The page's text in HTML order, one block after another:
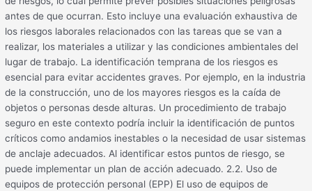
antes de que ocurran. Esto incluye una evaluación exhaustiva de
los riesgos laborales relacionados con las tareas que se van a
realizar, los materiales a utilizar y las condiciones ambientales del
lugar de trabajo. La identificación temprana de los riesgos es
esencial para evitar accidentes graves. Por ejemplo, en la industria
de la construcción, uno de los mayores riesgos es la caída de
objetos o personas desde alturas. Un procedimiento de trabajo
seguro en este contexto podría incluir la identificación de puntos
críticos como andamios inestables o la necesidad de usar sistemas
de anclaje adecuados. Al identificar estos puntos de riesgo, se
puede implementar un plan de acción adecuado. 2.2. Uso de
equipos de protección personal (EPP) El uso de equipos de